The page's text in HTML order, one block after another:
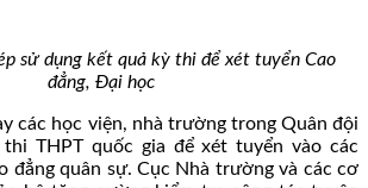
sử dụng kết quả kỳ thi để xét tuyển Cao
đẳng, Đại học
các học viện, nhà trường trong Quân đội
THPT quốc gia để xét tuyển vào các
đẳng quân sự. Cục Nhà trường và các cơ